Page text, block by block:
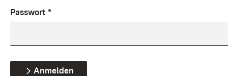
Passwort *
Anmelden